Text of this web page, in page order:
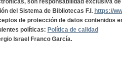
son responsabilidad exclusiva
del Sistema de Bibliotecas F.I. https://
de protección de datos contenidos
políticas: Política de calidad
Israel Franco García.